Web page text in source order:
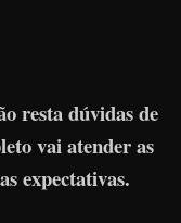
resta dúvidas de
vai atender as
expectativas.